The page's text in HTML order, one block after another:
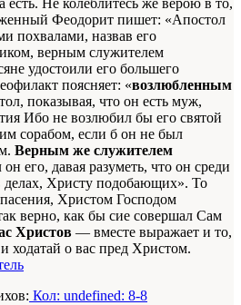
есть. Не колеблитесь же верою в то,
Феодорит пишет: «Апостол
похвалами, назвав его
верным служителем
удостоили его большего
поясняет: «возлюбленным
показывая, что он есть муж,
Ибо не возлюбил бы его святой
сорабом, если б он не был
Верным же служителем
его, давая разуметь, что он среди
делах, Христу подобающих». То
Христом Господом
верно, как бы сие совершал Сам
Христов — вместе выражает и то,
ходатай о вас пред Христом.
Кол: undefined: 8-8